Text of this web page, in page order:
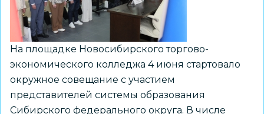
округа
На площадке Новосибирского торгово-
экономического колледжа 4 июня стартовало
окружное совещание с участием
представителей системы образования
Сибирского федерального округа. В числе